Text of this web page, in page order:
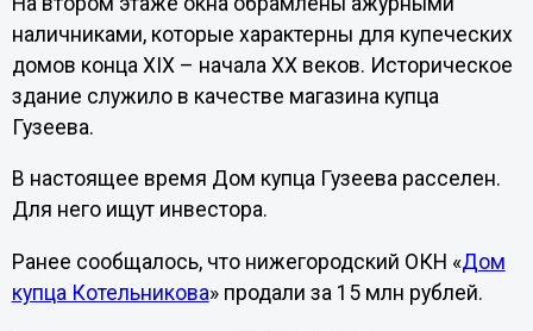
наличниками, которые характерны для купеческих
домов конца XIX – начала ХХ веков. Историческое
здание служило в качестве магазина купца
Гузеева.
В настоящее время Дом купца Гузеева расселен.
Для него ищут инвестора.
Ранее сообщалось, что нижегородский ОКН «Дом
купца Котельникова» продали за 15 млн рублей.